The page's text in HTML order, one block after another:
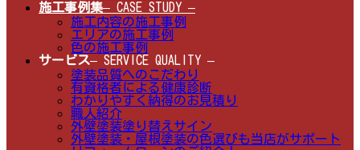
施工事例集– CASE STUDY –
施工内容の施工事例
エリアの施工事例
色の施工事例
サービス– SERVICE QUALITY –
塗装品質へのこだわり
有資格者による健康診断
わかりやすく納得のお見積り
職人紹介
外壁塗装塗り替えサイン
外壁塗装・屋根塗装の色選びも当店がサポート